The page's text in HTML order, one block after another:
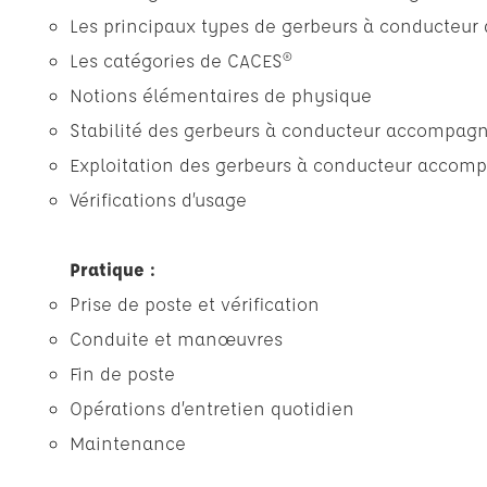
Les principaux types de gerbeurs à
Les catégories de CACES®
Notions élémentaires de physique
Stabilité des gerbeurs à conducteur
Exploitation des gerbeurs à conducteur
Vérifications d’usage
Pratique :
Prise de poste et vérification
Conduite et manœuvres
Fin de poste
Opérations d’entretien quotidien
Maintenance